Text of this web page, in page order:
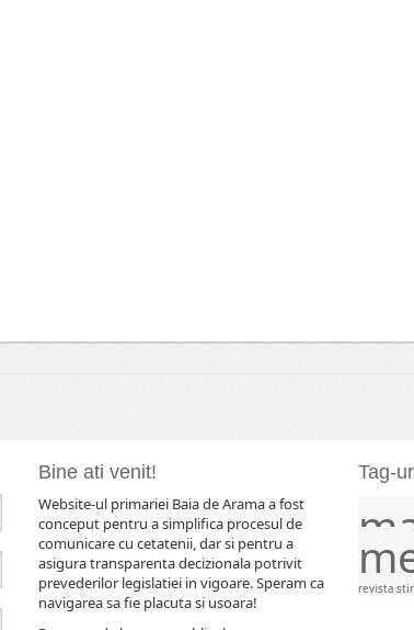
Bine ati venit!
Website-ul primariei Baia de Arama a fost
conceput pentru a simplifica procesul de
comunicare cu cetatenii, dar si pentru a
asigura transparenta decizionala potrivit
prevederilor legislatiei in vigoare. Speram ca
navigarea sa fie placuta si usoara!
Tag-
revista